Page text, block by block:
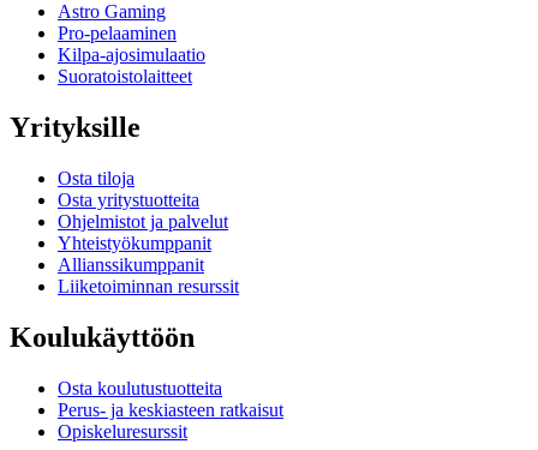
Astro Gaming
Pro-pelaaminen
Kilpa-ajosimulaatio
Suoratoistolaitteet
Yrityksille
Osta tiloja
Osta yritystuotteita
Ohjelmistot ja palvelut
Yhteistyökumppanit
Allianssikumppanit
Liiketoiminnan resurssit
Koulukäyttöön
Osta koulutustuotteita
Perus- ja keskiasteen ratkaisut
Opiskeluresurssit